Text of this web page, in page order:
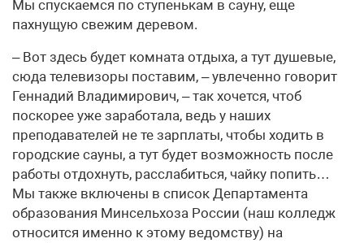
Мы спускаемся по ступенькам в сауну, еще
пахнущую свежим деревом.
– Вот здесь будет комната отдыха, а тут душевые,
сюда телевизоры поставим, – увлеченно говорит
Геннадий Владимирович, – так хочется, чтоб
поскорее уже заработала, ведь у наших
преподавателей не те зарплаты, чтобы ходить в
городские сауны, а тут будет возможность после
работы отдохнуть, расслабиться, чайку попить…
Мы также включены в список Департамента
образования Минсельхоза России (наш колледж
относится именно к этому ведомству) на